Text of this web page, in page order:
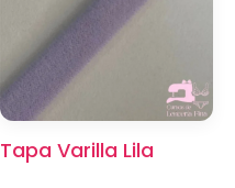
Tapa Varilla Lila